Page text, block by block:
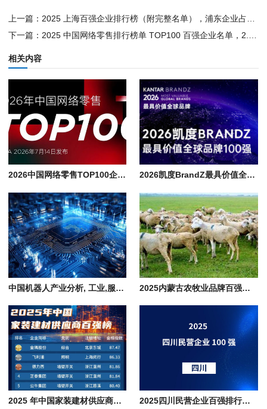
上一篇： 2025 上海百强企业排行榜（附完整名单），浦东企业占比超 1/3
下一篇： 2025 中国网络零售排行榜单 TOP100 百强企业名单，2.17 万亿电商市场分析
相关内容
2026中国网络零售TOP100企业排行榜单, 京东/阿里/美的/沃尔玛领衔千亿阵营 2026凯度BrandZ最具价值全球品牌100强排行榜单, 世界知名企业名录
中国机器人产业分析, 工业,服务,特种,人形,物流,农业,教育,建筑机器人企业 2025内蒙古农牧业品牌百强价值榜企业名单, 伊利和蒙牛品牌价值共占比51%
2025 年中国家装建材供应商百强榜 TOP100 企业名单 2025四川民营企业百强排行榜单分析，传统根基与新兴动能的巴蜀经济图谱